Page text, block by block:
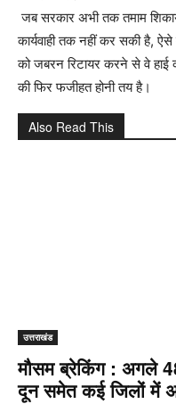
जब सरकार अभी तक तमाम
कार्यवाही तक नहीं कर सकी है, ऐसे
को जबरन रिटायर करने से वे
की फिर फजीहत होनी तय है।
Also Read This
उत्तराखंड
मौसम ब्रेकिंग : अगले
दून समेत कई जिलों में